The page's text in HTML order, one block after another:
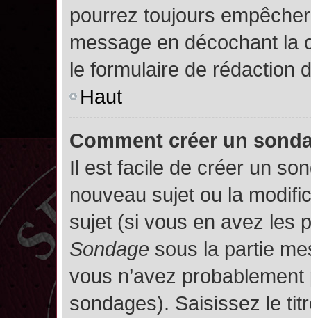
pourrez toujours
message en décochant la
le formulaire de rédaction
Haut
Comment créer un
Il est facile de créer un
nouveau sujet ou la
sujet (si vous en avez les
Sondage sous la partie
vous n’avez
sondages). Saisissez le